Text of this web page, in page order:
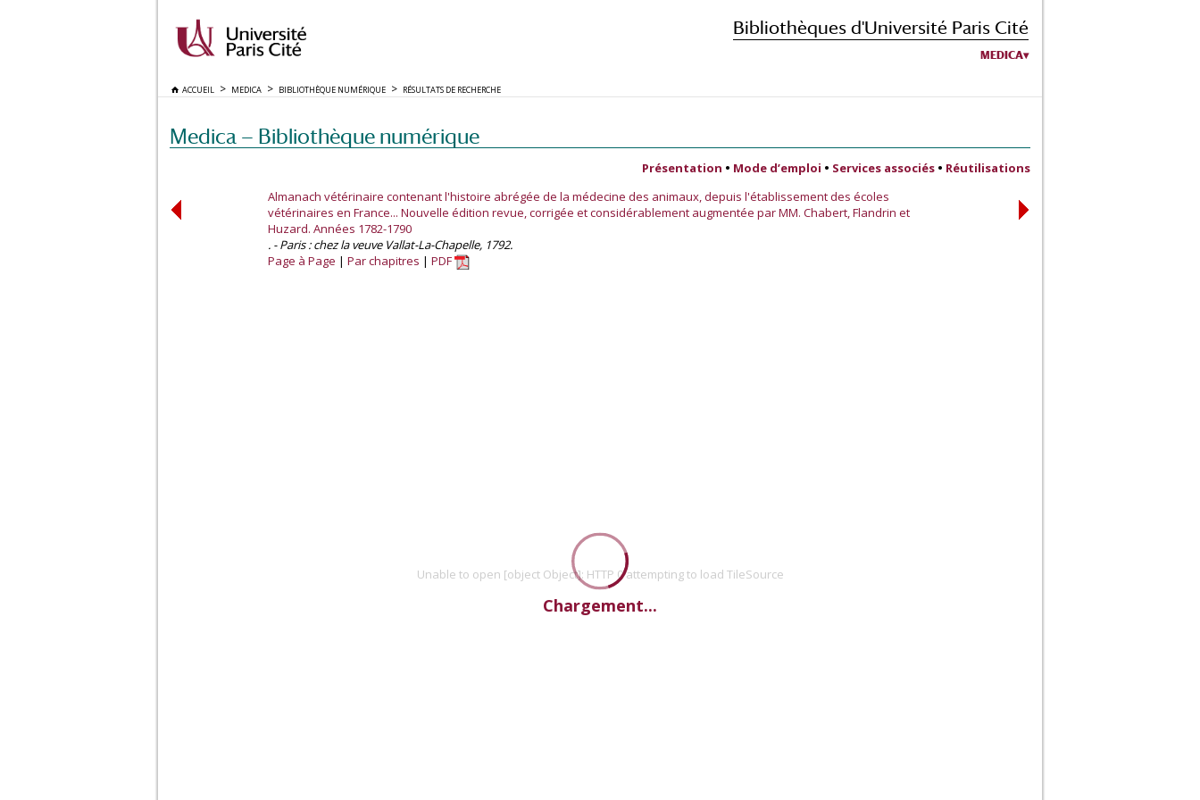
Bibliothèques d'Université Paris Cité
MEDICA
ACCUEIL MEDICA BIBLIOTHÈQUE NUMÉRIQUE RÉSULTATS DE RECHERCHE
Medica — Bibliothèque numérique
Présentation • Mode d’emploi • Services associés • Réutilisations
Almanach vétérinaire contenant l'histoire abrégée de la médecine des animaux, depuis l'établissement des écoles
vétérinaires en France... Nouvelle édition revue, corrigée et considérablement augmentée par MM. Chabert, Flandrin et
Huzard. Années 1782-1790
. - Paris : chez la veuve Vallat-La-Chapelle, 1792.
Page à Page
Par chapitres PDF
Unable to open [object Object]: HTTP 0 attempting to load TileSource
Chargement...